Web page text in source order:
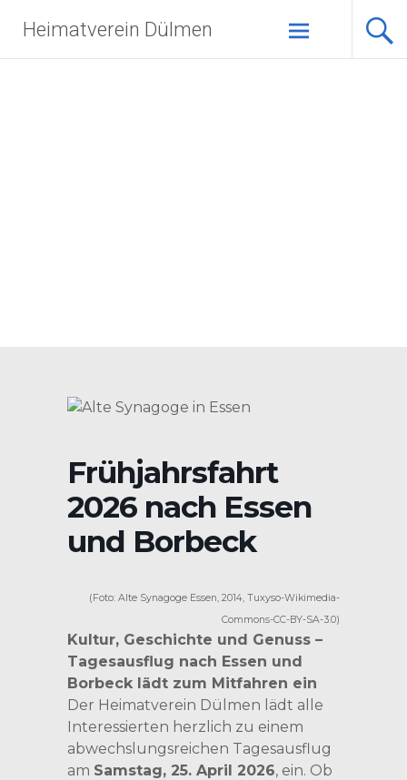
Inhalt
springen
Heimatverein Dülmen
Frühjahrsfahrt
2026 nach Essen
und Borbeck
(Foto: Alte Synagoge Essen, 2014, Tuxyso-Wikimedia-
Commons-CC-BY-SA-3.0)
Kultur, Geschichte und Genuss –
Tagesausflug nach Essen und
Borbeck lädt zum Mitfahren ein
Der Heimatverein Dülmen lädt alle
Interessierten herzlich zu einem
abwechslungsreichen Tagesausflug
am Samstag, 25. April 2026, ein. Ob